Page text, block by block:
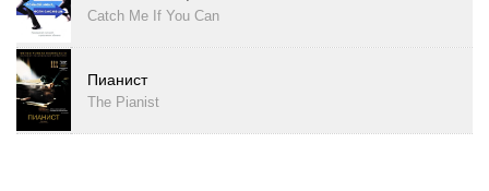
Catch Me If You Can
Пианист
The Pianist